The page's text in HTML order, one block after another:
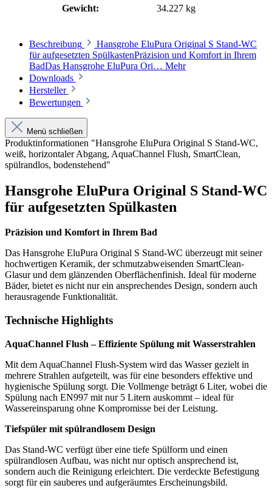
Gewicht:
34.227 kg
Beschreibung
Hansgrohe EluPura Original S Stand-WC
für aufgesetzten SpülkastenPräzision und Komfort in Ihrem
BadDas Hansgrohe EluPura Ori… Mehr
Downloads
Hersteller
Bewertungen
Menü schließen
Produktinformationen "Hansgrohe EluPura Original S Stand-WC,
weiß, horizontaler Abgang, AquaChannel Flush, SmartClean,
spülrandlos, bodenstehend"
Hansgrohe EluPura Original S Stand-WC
für aufgesetzten Spülkasten
Präzision und Komfort in Ihrem Bad
Das Hansgrohe EluPura Original S Stand-WC überzeugt mit seiner
hochwertigen Keramik, der schmutzabweisenden SmartClean-
Glasur und dem glänzenden Oberflächenfinish. Ideal für moderne
Bäder, bietet es nicht nur ein ansprechendes Design, sondern auch
herausragende Funktionalität.
Technische Highlights
AquaChannel Flush – Effiziente Spülung mit Wasserstrahlen
Mit dem AquaChannel Flush-System wird das Wasser gezielt in
mehrere Strahlen aufgeteilt, was für eine besonders effektive und
hygienische Spülung sorgt. Die Vollmenge beträgt 6 Liter, wobei die
Spülung nach EN997 mit nur 5 Litern auskommt – ideal für
Wassereinsparung ohne Kompromisse bei der Leistung.
Tiefspüler mit spülrandlosem Design
Das Stand-WC verfügt über eine tiefe Spülform und einen
spülrandlosen Aufbau, was nicht nur optisch ansprechend ist,
sondern auch die Reinigung erleichtert. Die verdeckte Befestigung
sorgt für ein sauberes und aufgeräumtes Erscheinungsbild.